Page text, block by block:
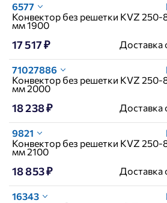
6577
Конвектор без решетки KVZ
мм 1900
17 517 ₽ Доставка
71027886
Конвектор без решетки KVZ
мм 2000
18 238 ₽ Доставка
9821
Конвектор без решетки KVZ
мм 2100
18 853 ₽ Доставка
16343